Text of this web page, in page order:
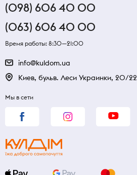
(098) 606 40 00
(063) 606 40 00
Время работы: 8:30—21:00
info@kuldom.ua
Киев, бульв. Леси Украинки, 20/22
Мы в сети